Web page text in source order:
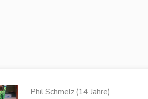
Phil Schmelz (14 Jahre)